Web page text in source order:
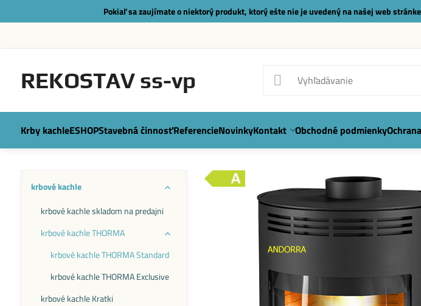
Pokiaľ sa zaujímate o niektorý produkt, ktorý ešte nie je uvedený na našej web
REKOSTAV ss-vp
Krby kachleESHOPStavebná činnosťReferencieNovinkyKontakt Obchodné podmienky
krbové kachle
krbové kachle skladom na predajni
krbové kachle THORMA
krbové kachle THORMA Standard
krbové kachle THORMA Exclusive
krbové kachle Kratki